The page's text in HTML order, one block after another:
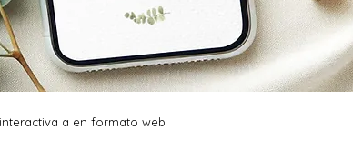
a en formato web